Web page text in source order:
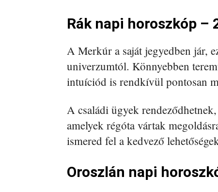
Rák napi horoszkóp –
A Merkúr a saját jegyedben jár,
univerzumtól. Könnyebben
intuíciód is rendkívül pontosan
A családi ügyek
amelyek régóta vártak
ismered fel a kedvező
Oroszlán napi